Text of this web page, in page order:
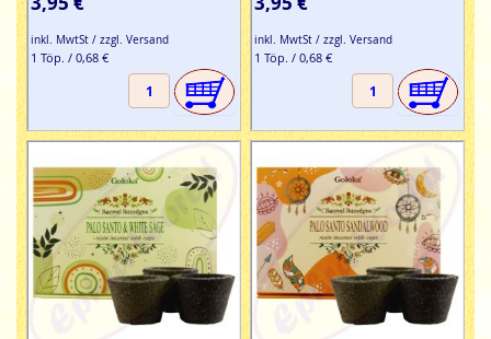
inkl. MwtSt / zzgl. Versand
1 Töp. / 0,68 €
inkl. MwtSt / zzgl. Versand
1 Töp. / 0,68 €